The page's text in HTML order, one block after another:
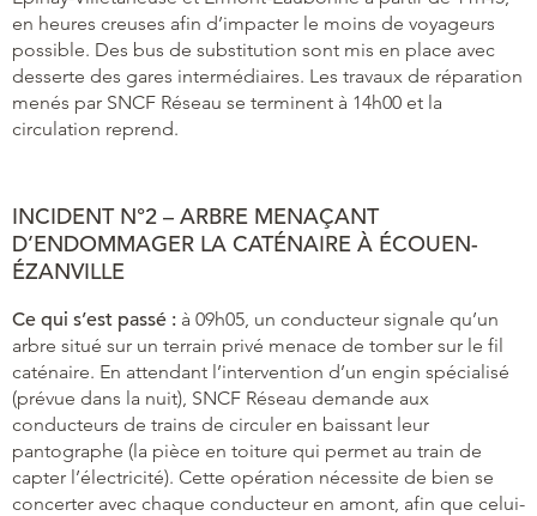
en heures creuses afin d’impacter le moins de voyageurs
possible. Des bus de substitution sont mis en place avec
desserte des gares intermédiaires. Les travaux de réparation
menés par SNCF Réseau se terminent à 14h00 et la
circulation reprend.
INCIDENT N°2 – ARBRE MENAÇANT
D’ENDOMMAGER LA CATÉNAIRE À ÉCOUEN-
ÉZANVILLE
Ce qui s’est passé : à 09h05, un conducteur signale qu’un
arbre situé sur un terrain privé menace de tomber sur le fil
caténaire. En attendant l’intervention d’un engin spécialisé
(prévue dans la nuit), SNCF Réseau demande aux
conducteurs de trains de circuler en baissant leur
pantographe (la pièce en toiture qui permet au train de
capter l’électricité). Cette opération nécessite de bien se
concerter avec chaque conducteur en amont, afin que celui-